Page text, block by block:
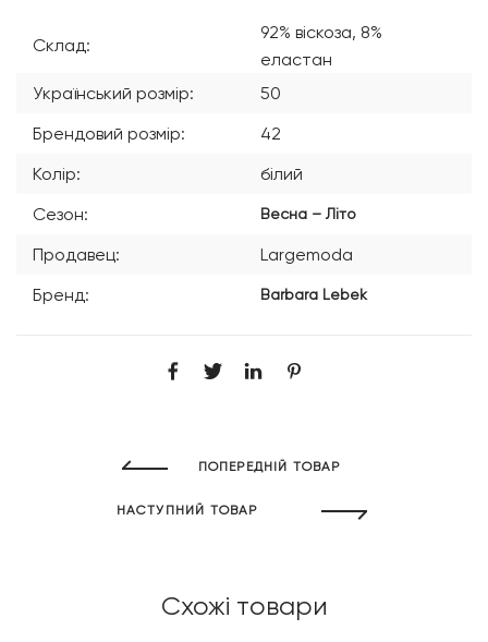
Склад:
92% віскоза, 8%
еластан
Український розмір:
50
Брендовий розмір:
42
Колір:
білий
Сезон:
Весна – Літо
Продавец:
Largemoda
Бренд:
Barbara Lebek
ПОПЕРЕДНІЙ ТОВАР
НАСТУПНИЙ ТОВАР
Схожі товари